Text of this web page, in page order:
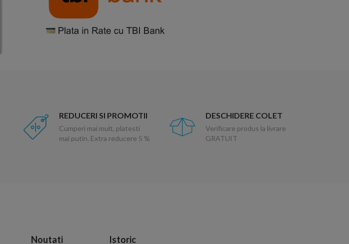
REDUCERI SI PROMOTII
Cumperi mai mult, platesti
mai putin. Extra reducere 5 %
DESCHIDERE COLET
Verificare produs la livrare
GRATUIT
Noutati Istoric